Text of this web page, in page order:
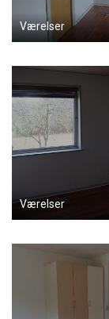
Værelser
Værelser